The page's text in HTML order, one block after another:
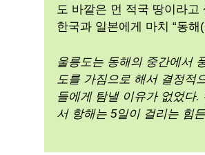
도 바깥은 먼 적국 땅이라
한국과 일본에게 마치 “동
울릉도는 동해의 중간에서
도를 가짐으로 해서 결정적
들에게 탐낼 이유가 없었다
서 항해는 5일이 걸리는 힘